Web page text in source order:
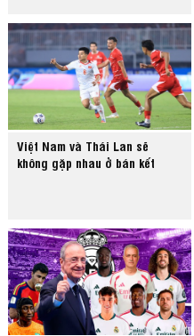
Việt Nam và Thái Lan sẽ
không gặp nhau ở bán kết